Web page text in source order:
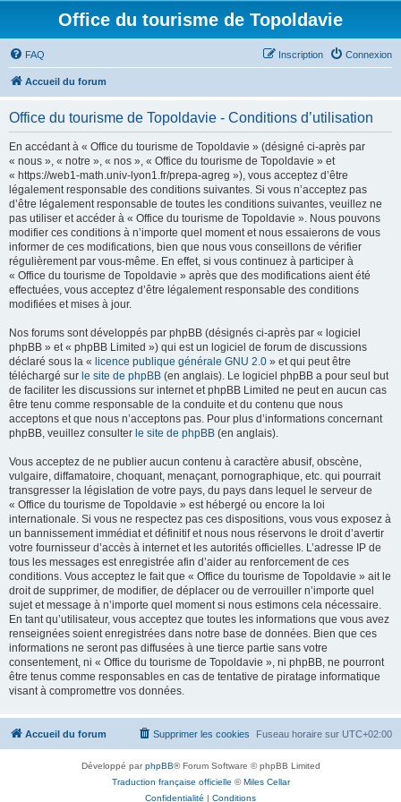
Office du tourisme de Topoldavie
FAQ Connexion
Inscription
Accueil du forum
Office du tourisme de Topoldavie - Conditions d’utilisation
En accédant à « Office du tourisme de Topoldavie » (désigné ci-après par
« nous », « notre », « nos », « Office du tourisme de Topoldavie » et
« https://web1-math.univ-lyon1.fr/prepa-agreg »), vous acceptez d’être
légalement responsable des conditions suivantes. Si vous n’acceptez pas
d’être légalement responsable de toutes les conditions suivantes, veuillez ne
pas utiliser et accéder à « Office du tourisme de Topoldavie ». Nous pouvons
modifier ces conditions à n’importe quel moment et nous essaierons de vous
informer de ces modifications, bien que nous vous conseillons de vérifier
régulièrement par vous-même. En effet, si vous continuez à participer à
« Office du tourisme de Topoldavie » après que des modifications aient été
effectuées, vous acceptez d’être légalement responsable des conditions
modifiées et mises à jour.
Nos forums sont développés par phpBB (désignés ci-après par « logiciel
phpBB » et « phpBB Limited ») qui est un logiciel de forum de discussions
déclaré sous la « licence publique générale GNU 2.0 » et qui peut être
téléchargé sur le site de phpBB (en anglais). Le logiciel phpBB a pour seul but
de faciliter les discussions sur internet et phpBB Limited ne peut en aucun cas
être tenu comme responsable de la conduite et du contenu que nous
acceptons et que nous n’acceptons pas. Pour plus d’informations concernant
phpBB, veuillez consulter le site de phpBB (en anglais).
Vous acceptez de ne publier aucun contenu à caractère abusif, obscène,
vulgaire, diffamatoire, choquant, menaçant, pornographique, etc. qui pourrait
transgresser la législation de votre pays, du pays dans lequel le serveur de
« Office du tourisme de Topoldavie » est hébergé ou encore la loi
internationale. Si vous ne respectez pas ces dispositions, vous vous exposez à
un bannissement immédiat et définitif et nous nous réservons le droit d’avertir
votre fournisseur d’accès à internet et les autorités officielles. L’adresse IP de
tous les messages est enregistrée afin d’aider au renforcement de ces
conditions. Vous acceptez le fait que « Office du tourisme de Topoldavie » ait le
droit de supprimer, de modifier, de déplacer ou de verrouiller n’importe quel
sujet et message à n’importe quel moment si nous estimons cela nécessaire.
En tant qu’utilisateur, vous acceptez que toutes les informations que vous avez
renseignées soient enregistrées dans notre base de données. Bien que ces
informations ne seront pas diffusées à une tierce partie sans votre
consentement, ni « Office du tourisme de Topoldavie », ni phpBB, ne pourront
être tenus comme responsables en cas de tentative de piratage informatique
visant à compromettre vos données.
Accueil du forum Fuseau horaire sur UTC+02:00
Supprimer les cookies
Développé parphpBB® Forum Software © phpBB Limited
Traduction française officielle ©Miles Cellar
Confidentialité | Conditions